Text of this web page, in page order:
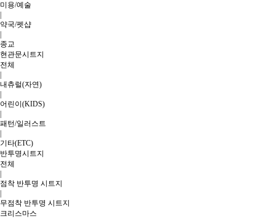
미용/예술
약국/펫샵
종교
현관문시트지
전체
내츄럴(자연)
어린이(KIDS)
패턴/일러스트
기타(ETC)
반투명시트지
전체
점착 반투명 시트지
무점착 반투명 시트지
크리스마스